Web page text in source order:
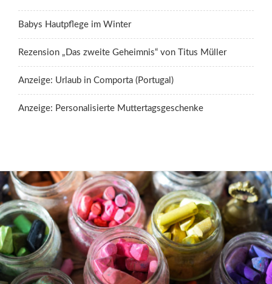
Babys Hautpflege im Winter
Rezension „Das zweite Geheimnis“ von Titus Müller
Anzeige: Urlaub in Comporta (Portugal)
Anzeige: Personalisierte Muttertagsgeschenke